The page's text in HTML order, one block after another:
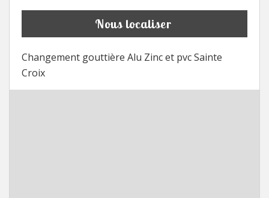
Nous localiser
Changement gouttière Alu Zinc et pvc Sainte
Croix